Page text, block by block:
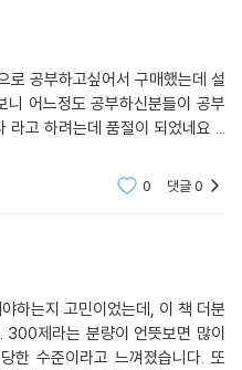
로 공부하고싶어서 구매했는데 설
니 어느정도 공부하신분들이 공부
고 하려는데 품절이 되었네요 ...
0 댓글0
하는지 고민이었는데, 이 책 더분
제라는 분량이 언뜻보면 많이
한 수준이라고 느껴졌습니다. 또